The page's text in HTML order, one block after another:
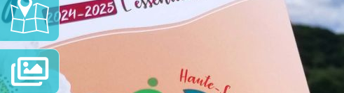
Carte
Interactive
Diaporama